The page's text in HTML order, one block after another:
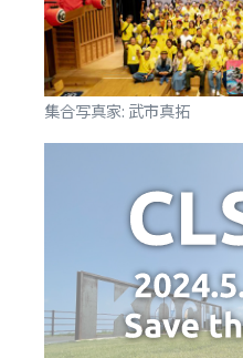
集合写真家: 武市真拓